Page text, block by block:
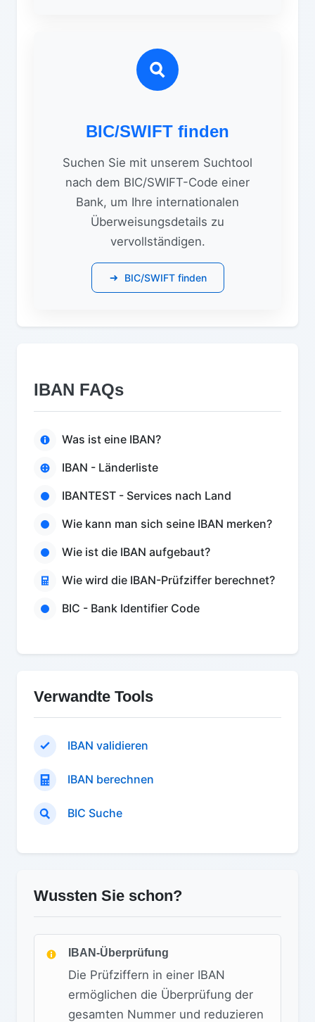
BIC/SWIFT finden
Suchen Sie mit unserem Suchtool
nach dem BIC/SWIFT-Code einer
Bank, um Ihre internationalen
Überweisungsdetails zu
vervollständigen.
BIC/SWIFT finden
IBAN FAQs
Was ist eine IBAN?
IBAN - Länderliste
IBANTEST - Services nach Land
Wie kann man sich seine IBAN merken?
Wie ist die IBAN aufgebaut?
Wie wird die IBAN-Prüfziffer berechnet?
BIC - Bank Identifier Code
Verwandte Tools
IBAN validieren
IBAN berechnen
BIC Suche
Wussten Sie schon?
IBAN-Überprüfung
Die Prüfziffern in einer IBAN
ermöglichen die Überprüfung der
gesamten Nummer und reduzieren